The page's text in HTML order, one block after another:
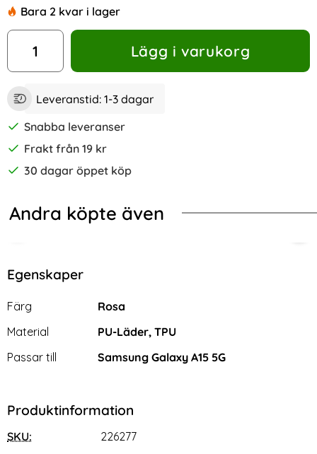
Bara 2 kvar i lager
antal
Lägg i varukorg
Leveranstid: 1-3 dagar
Snabba leveranser
Frakt från 19 kr
30 dagar öppet köp
Andra köpte även
Touch Svart
Galaxy A15 5G Fodral Litchi Läder Grön
2-Pack Samsung A15 -
Egenskaper
Egenskaper/attribut för denna produkt
Attribut
Färg
Rosa
Material
PU-Läder, TPU
Passar till
Samsung Galaxy A15 5G
Produktinformation
SKU: 226277